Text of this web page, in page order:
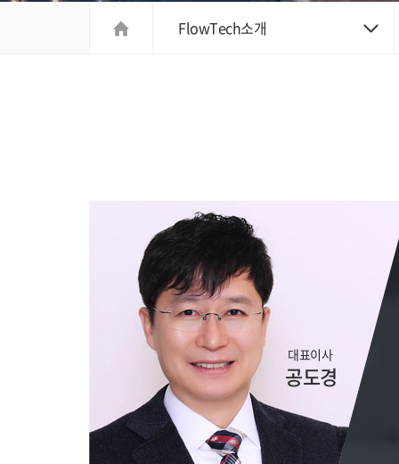
FlowTech소개
대표이사
공도경